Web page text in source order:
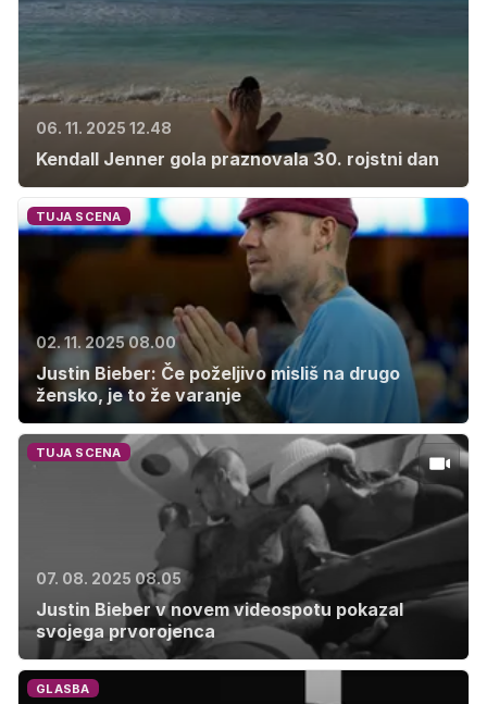
06. 11. 2025 12.48
Kendall Jenner gola praznovala 30. rojstni dan
TUJA SCENA
02. 11. 2025 08.00
Justin Bieber: Če poželjivo misliš na drugo
žensko, je to že varanje
TUJA SCENA
07. 08. 2025 08.05
Justin Bieber v novem videospotu pokazal
svojega prvorojenca
GLASBA